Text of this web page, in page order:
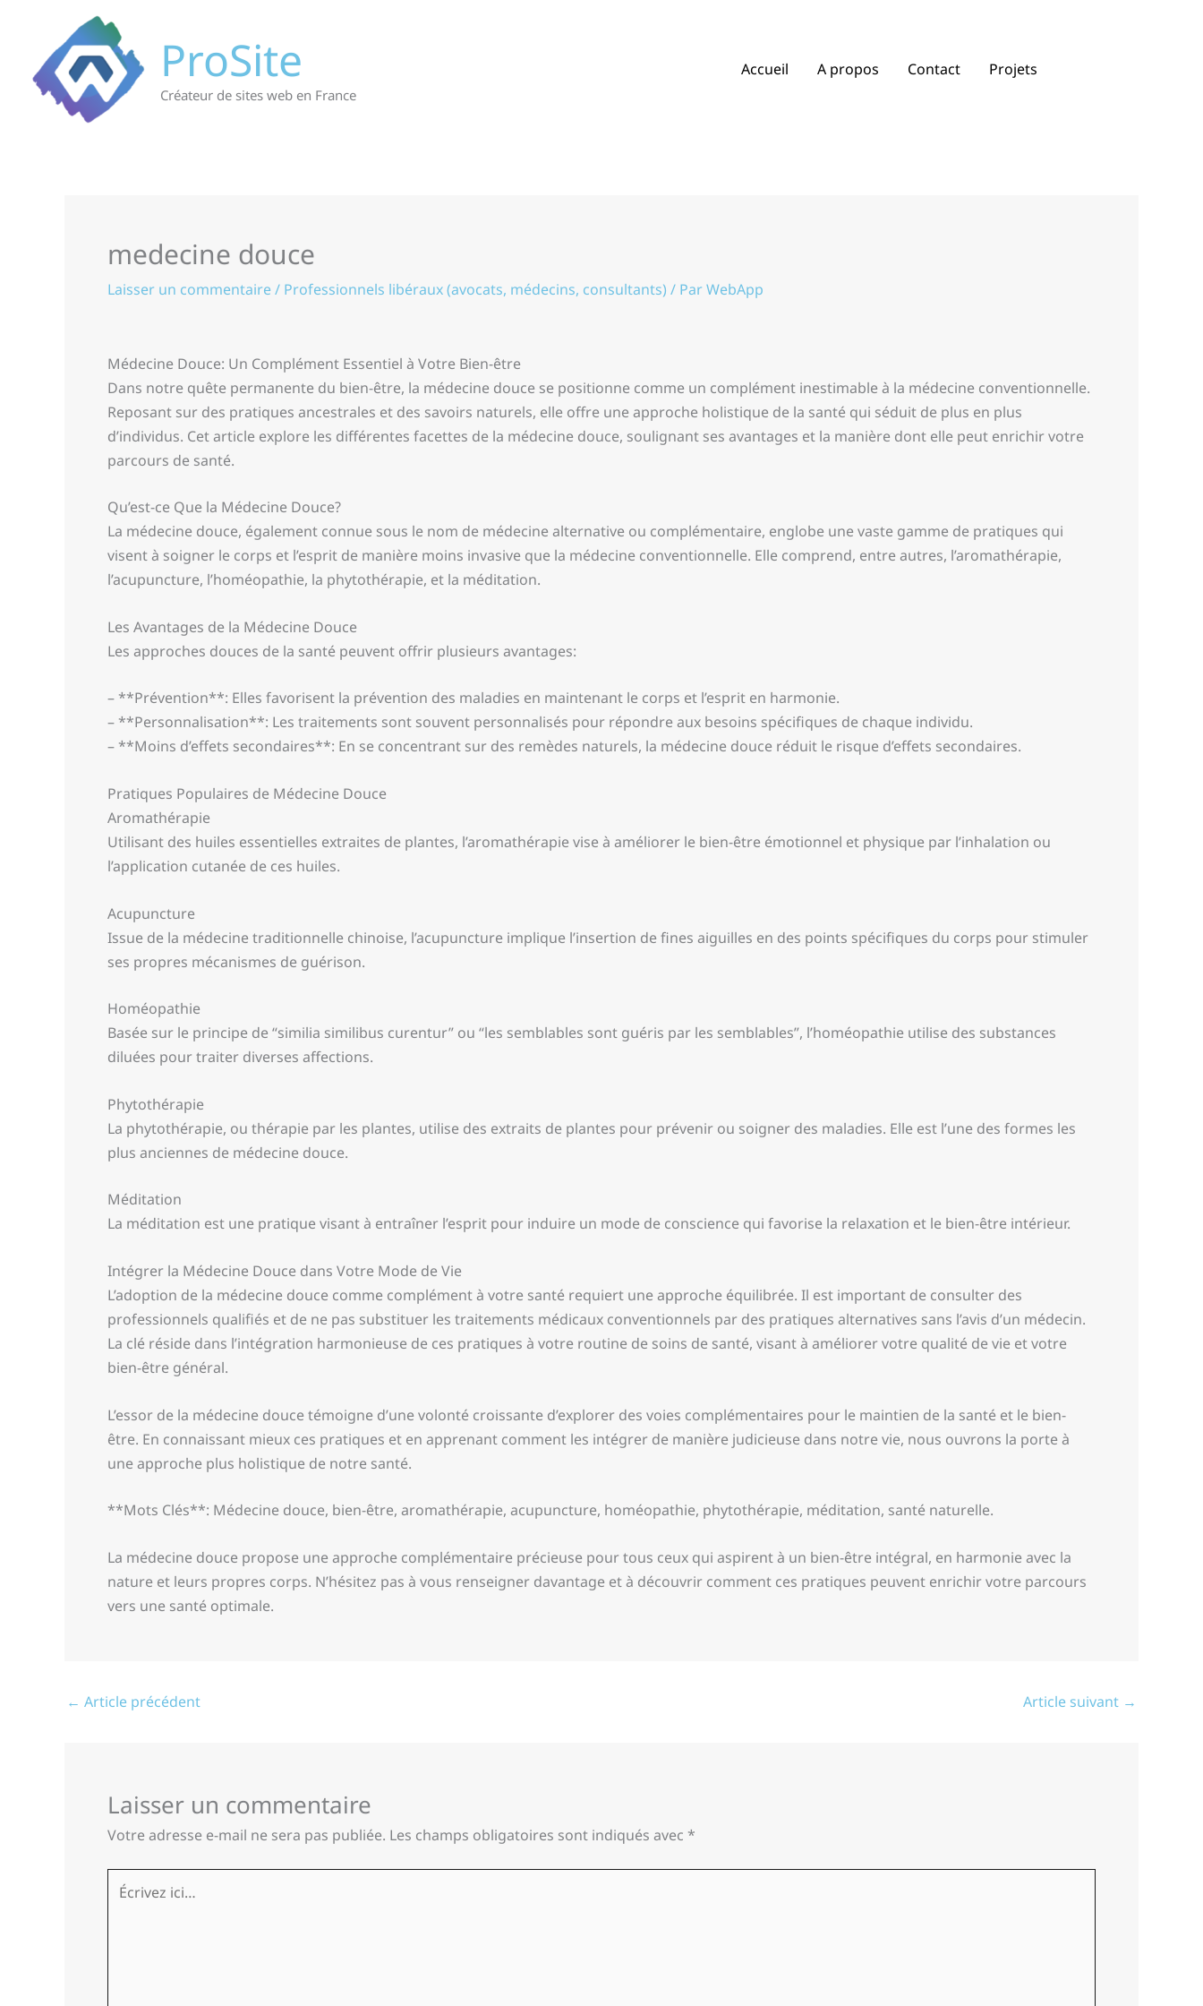
contenu
ProSite
Créateur de sites web en France
Accueil A propos Contact Projets
medecine douce
Laisser un commentaire/ Professionnels libéraux (avocats, médecins, consultants) / ParWebApp
Médecine Douce: Un Complément Essentiel à Votre Bien-être
Dans notre quête permanente du bien-être, la médecine douce se positionne comme un complément inestimable à la médecine conventionnelle.
Reposant sur des pratiques ancestrales et des savoirs naturels, elle offre une approche holistique de la santé qui séduit de plus en plus
d’individus. Cet article explore les différentes facettes de la médecine douce, soulignant ses avantages et la manière dont elle peut enrichir votre
parcours de santé.
Qu’est-ce Que la Médecine Douce?
La médecine douce, également connue sous le nom de médecine alternative ou complémentaire, englobe une vaste gamme de pratiques qui
visent à soigner le corps et l’esprit de manière moins invasive que la médecine conventionnelle. Elle comprend, entre autres, l’aromathérapie,
l’acupuncture, l’homéopathie, la phytothérapie, et la méditation.
Les Avantages de la Médecine Douce
Les approches douces de la santé peuvent offrir plusieurs avantages:
– **Prévention**: Elles favorisent la prévention des maladies en maintenant le corps et l’esprit en harmonie.
– **Personnalisation**: Les traitements sont souvent personnalisés pour répondre aux besoins spécifiques de chaque individu.
– **Moins d’effets secondaires**: En se concentrant sur des remèdes naturels, la médecine douce réduit le risque d’effets secondaires.
Pratiques Populaires de Médecine Douce
Aromathérapie
Utilisant des huiles essentielles extraites de plantes, l’aromathérapie vise à améliorer le bien-être émotionnel et physique par l’inhalation ou
l’application cutanée de ces huiles.
Acupuncture
Issue de la médecine traditionnelle chinoise, l’acupuncture implique l’insertion de fines aiguilles en des points spécifiques du corps pour stimuler
ses propres mécanismes de guérison.
Homéopathie
Basée sur le principe de “similia similibus curentur” ou “les semblables sont guéris par les semblables”, l’homéopathie utilise des substances
diluées pour traiter diverses affections.
Phytothérapie
La phytothérapie, ou thérapie par les plantes, utilise des extraits de plantes pour prévenir ou soigner des maladies. Elle est l’une des formes les
plus anciennes de médecine douce.
Méditation
La méditation est une pratique visant à entraîner l’esprit pour induire un mode de conscience qui favorise la relaxation et le bien-être intérieur.
Intégrer la Médecine Douce dans Votre Mode de Vie
L’adoption de la médecine douce comme complément à votre santé requiert une approche équilibrée. Il est important de consulter des
professionnels qualifiés et de ne pas substituer les traitements médicaux conventionnels par des pratiques alternatives sans l’avis d’un médecin.
La clé réside dans l’intégration harmonieuse de ces pratiques à votre routine de soins de santé, visant à améliorer votre qualité de vie et votre
bien-être général.
L’essor de la médecine douce témoigne d’une volonté croissante d’explorer des voies complémentaires pour le maintien de la santé et le bien-
être. En connaissant mieux ces pratiques et en apprenant comment les intégrer de manière judicieuse dans notre vie, nous ouvrons la porte à
une approche plus holistique de notre santé.
**Mots Clés**: Médecine douce, bien-être, aromathérapie, acupuncture, homéopathie, phytothérapie, méditation, santé naturelle.
La médecine douce propose une approche complémentaire précieuse pour tous ceux qui aspirent à un bien-être intégral, en harmonie avec la
nature et leurs propres corps. N’hésitez pas à vous renseigner davantage et à découvrir comment ces pratiques peuvent enrichir votre parcours
vers une santé optimale.
← Article précédent Article suivant →
Laisser un commentaire
Votre adresse e-mail ne sera pas publiée. Les champs obligatoires sont indiqués avec *
Écrivez
ici…